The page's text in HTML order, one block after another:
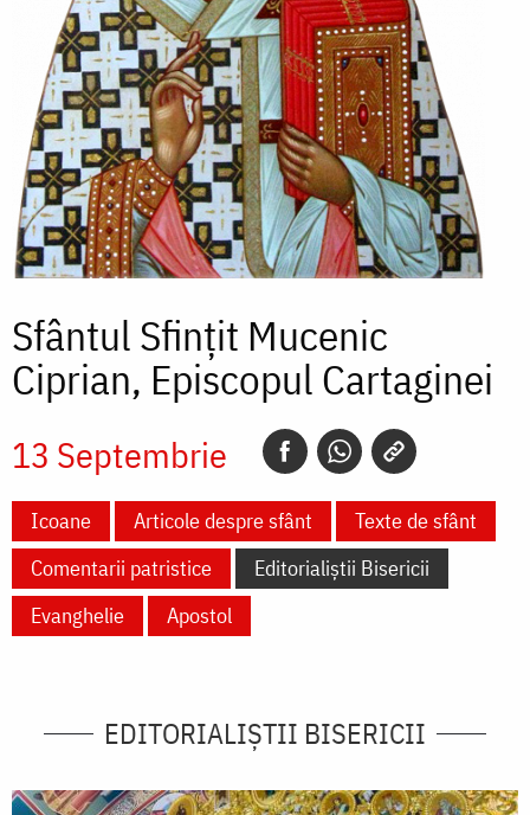
Sfântul Sfințit Mucenic
Ciprian, Episcopul Cartaginei
13 Septembrie
Icoane Articole despre sfânt
Texte de sfânt
Comentarii patristice
Editorialiștii Bisericii
Evanghelie
Apostol
EDITORIALIȘTII BISERICII